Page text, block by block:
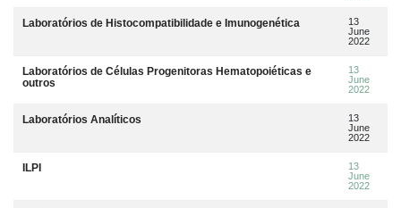
Laboratórios de Histocompatibilidade e Imunogenética
13
June
2022
Laboratórios de Células Progenitoras Hematopoiéticas e
outros
13
June
2022
Laboratórios Analíticos
13
June
2022
ILPI
13
June
2022